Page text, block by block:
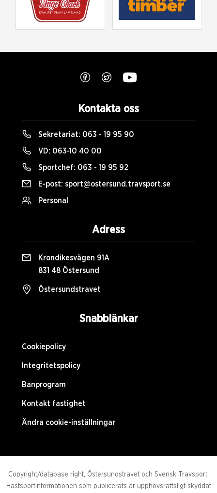
Snabblänkar
Cookiepolicy
Integritetspolicy
Banprogram
Kontakt fastighet
Ändra cookie-inställningar
Kontakta oss
Sekretariat: 063 - 19 95 90
VD: 063-10 40 00
Sportchef: 063 - 19 95 92
E-post: sport@ostersund.travsport.se
Personal
Adress
Krondikesvägen 91A
831 48 Östersund
Östersundstravet
Copyright/database right, Östersundstravet och Svensk Travsport.
Hästsportinformationen som publicerats är upphovsrättsligt skyddat